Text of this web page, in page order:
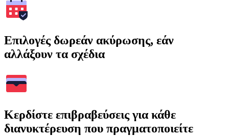
Επιλογές δωρεάν ακύρωσης, εάν
αλλάξουν τα σχέδια
Κερδίστε επιβραβεύσεις για κάθε
διανυκτέρευση που πραγματοποιείτε